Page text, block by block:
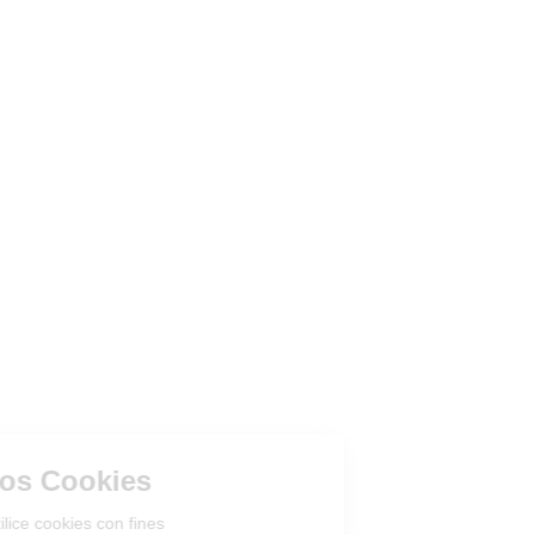
Gestión de los Cookies
¿Acepta que el sitio utilice cookies con fines